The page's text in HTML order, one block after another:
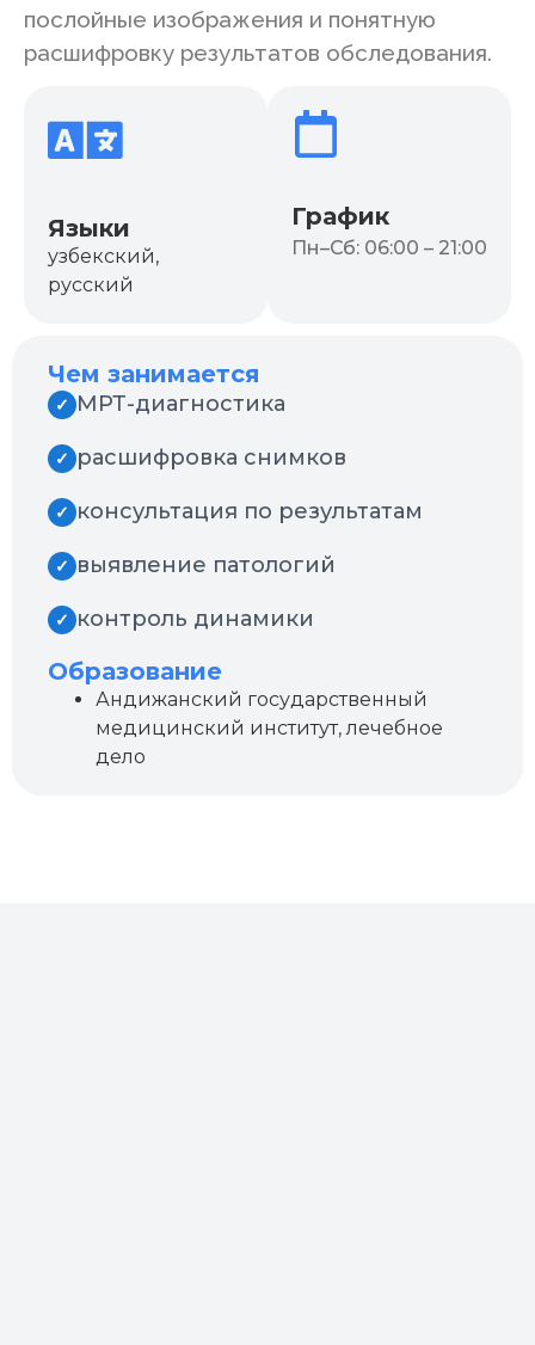
послойные изображения и понятную
расшифровку результатов обследования.
Языки
узбекский,
русский
График
Пн–Сб: 06:00 – 21:00
Чем занимается
✓ МРТ-диагностика
✓ расшифровка снимков
✓ консультация по результатам
✓ выявление патологий
✓ контроль динамики
Образование
Андижанский государственный
медицинский институт, лечебное
дело